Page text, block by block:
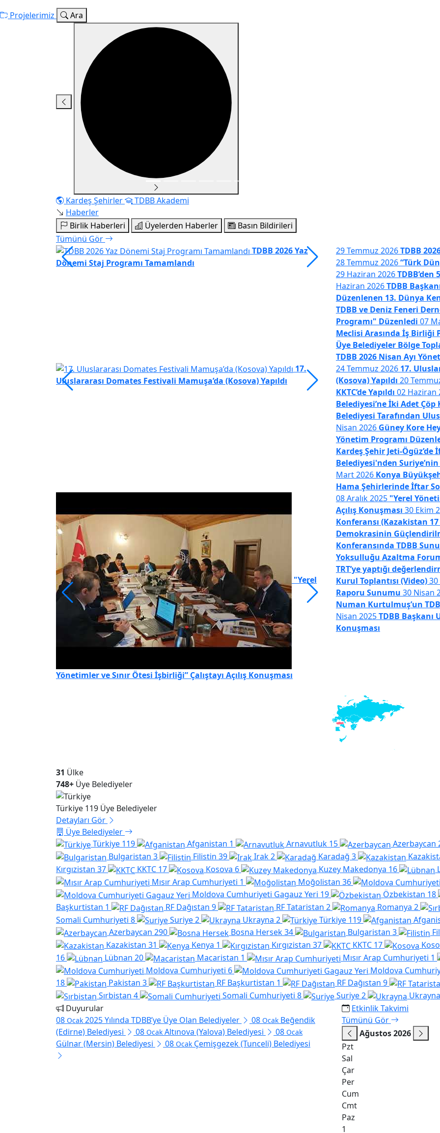
Projelerimiz
Ara
Kardeş Şehirler
TDBB Akademi
Haberler
Birlik Haberleri
Üyelerden Haberler
Basın Bildirileri
Tümünü Gör
TDBB 2026 Yaz
Dönemi Staj Programı Tamamlandı
Dergisinin İkinci Sayısı
29 Temmuz 2026TDBB
28 Temmuz 2026“Türk
29 Haziran 2026
Haziran 2026TDBB
Düzenlenen 13. Dünya
TDBB ve Deniz Feneri
Programı" Düzenledi 07
Meclisi Arasında İş Birliği
Üye Belediyeler Bölge
TDBB 2026 Nisan Ayı
17.
Uluslararası Domates Festivali Mamuşa’da (Kosova) Yapıldı
Portakal Festivali KKTC’de
24 Temmuz 2026 17.
(Kosova) Yapıldı 20
KKTC’de Yapıldı 02 Haziran
Belediyesi’ne İki Adet
Belediyesi Tarafından
Nisan 2026 Güney Kore
Yönetim Programı
Kardeş Şehir Jeti-
Belediyesi'nden
Mart 2026 Konya
Hama Şehirlerinde İftar
"Yerel
Yönetimler ve Sınır Ötesi İşbirliği” Çalıştayı Açılış Konuşması
08 Aralık 2025 "Yerel
Açılış Konuşması 30 Ekim
Konferansı (Kazakistan 17
Demokrasinin
Konferansında TDBB
Yoksulluğu Azaltma
TRT’ye yaptığı
Kurul Toplantısı (Video)30
Raporu Sunumu 30 Nisan
Numan Kurtulmuş’un
Nisan 2025TDBB Başkanı
Konuşması
31 Ülke
748+ Üye Belediyeler
Afganistan 1 Üye Belediyeler
Detayları Gör
Üye Belediyeler
Türkiye 119 Afganistan 1 Arnavutluk 15 Azerbaycan
Bulgaristan 3 Filistin 39 Irak 2 Karadağ 3
Kırgızistan 37 KKTC 17 Kosova 6 Kuzey Makedonya 16
Mısır Arap Cumhuriyeti 1 Moğolistan 36
Moldova Cumhuriyeti Gagauz Yeri 19 Özbekistan 18
Başkurtistan 1 RF Dağıstan 9 RF Tataristan 2 Romanya 2
Somali Cumhuriyeti 8 Suriye 2 Ukrayna 2 Türkiye 119
Azerbaycan 290 Bosna Hersek 34 Bulgaristan 3
Kazakistan 31 Kenya 1 Kırgızistan 37 KKTC 17
16
Lübnan 20 Macaristan 1 Mısır Arap Cumhuriyeti 1
Moldova Cumhuriyeti 6 Moldova
18
Pakistan 3 RF Başkurtistan 1 RF Dağıstan 9
Sırbistan 4 Somali Cumhuriyeti 8 Suriye 2 Ukrayna
Duyurular
08 Ocak 2025 Yılında TDBB’ye Üye Olan Belediyeler 08 Ocak Beğendik
(Edirne) Belediyesi
08 Ocak Altınova (Yalova) Belediyesi 08 Ocak
Gülnar (Mersin) Belediyesi 08 Ocak Çemişgezek (Tunceli) Belediyesi
Etkinlik Takvimi
Tümünü Gör
Ağustos 2026
Pzt
Sal
Çar
Per
Cum
Cmt
Paz
1